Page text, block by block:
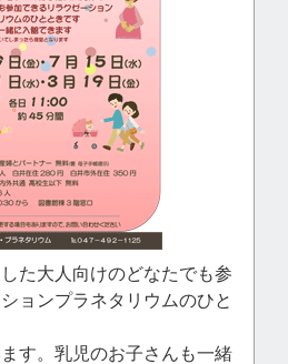
た大人向けのどなたでも参
ョンプラネタリウムのひと
す。乳児のお子さんも一緒